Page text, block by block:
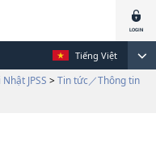
Tiếng Việt
JPSS > Tin tức／Thông tin